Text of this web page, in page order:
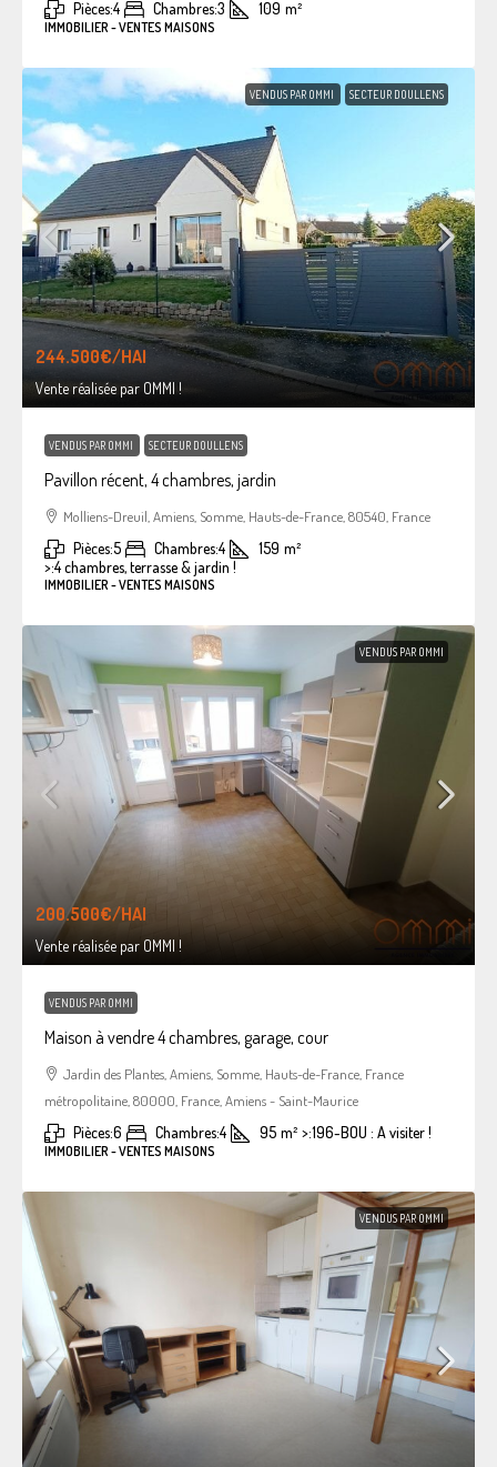
Pièces:4 Chambres:3 109 m²
IMMOBILIER - VENTES MAISONS
VENDUS PAR OMMI SECTEUR DOULLENS
244.500€/HAI
Vente réalisée par OMMI !
VENDUS PAR OMMI SECTEUR DOULLENS
Pavillon récent, 4 chambres, jardin
Molliens-Dreuil, Amiens, Somme, Hauts-de-France, 80540, France
Pièces:5 Chambres:4 159 m²
>:4 chambres, terrasse & jardin !
IMMOBILIER - VENTES MAISONS
VENDUS PAR OMMI
200.500€/HAI
Vente réalisée par OMMI !
VENDUS PAR OMMI
Maison à vendre 4 chambres, garage, cour
Jardin des Plantes, Amiens, Somme, Hauts-de-France, France
métropolitaine, 80000, France, Amiens - Saint-Maurice
Pièces:6 Chambres:4 95 m² >:196-BOU : A visiter !
IMMOBILIER - VENTES MAISONS
VENDUS PAR OMMI